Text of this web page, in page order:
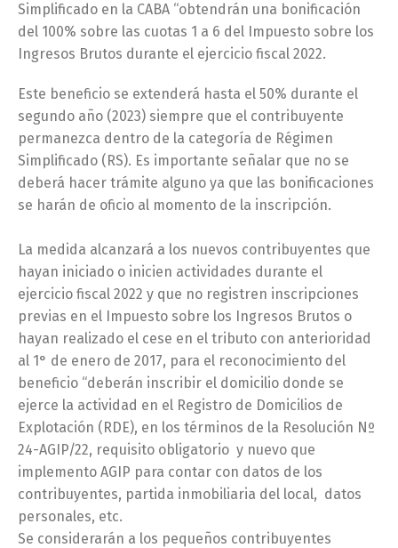
Simplificado en la CABA “obtendrán una bonificación
del 100% sobre las cuotas 1 a 6 del Impuesto sobre los
Ingresos Brutos durante el ejercicio fiscal 2022.
Este beneficio se extenderá hasta el 50% durante el
segundo año (2023) siempre que el contribuyente
permanezca dentro de la categoría de Régimen
Simplificado (RS). Es importante señalar que no se
deberá hacer trámite alguno ya que las bonificaciones
se harán de oficio al momento de la inscripción.
La medida alcanzará a los nuevos contribuyentes que
hayan iniciado o inicien actividades durante el
ejercicio fiscal 2022 y que no registren inscripciones
previas en el Impuesto sobre los Ingresos Brutos o
hayan realizado el cese en el tributo con anterioridad
al 1° de enero de 2017, para el reconocimiento del
beneficio “deberán inscribir el domicilio donde se
ejerce la actividad en el Registro de Domicilios de
Explotación (RDE), en los términos de la Resolución Nº
24-AGIP/22, requisito obligatorio y nuevo que
implemento AGIP para contar con datos de los
contribuyentes, partida inmobiliaria del local, datos
personales, etc.
Se considerarán a los pequeños contribuyentes